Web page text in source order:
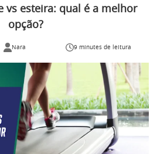
vs esteira: qual é a melhor
opção?
Nara 9 minutes de leitura